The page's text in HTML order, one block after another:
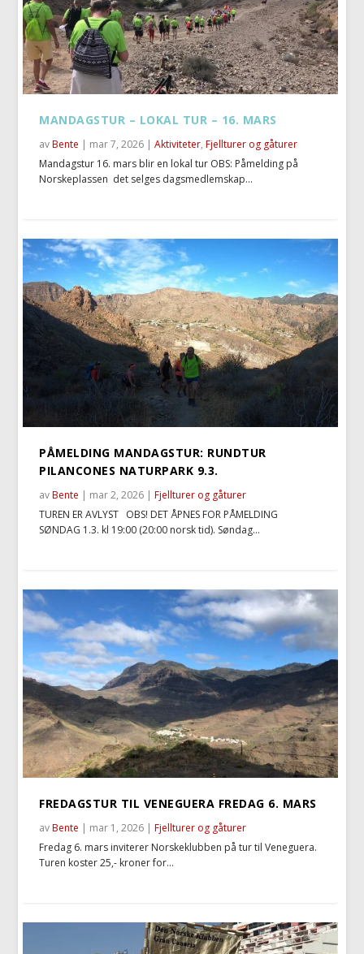
MANDAGSTUR – LOKAL TUR – 16. MARS
avBente | mar 7, 2026 |Aktiviteter,Fjellturer og gåturer
Mandagstur 16. mars blir en lokal tur OBS: Påmelding på
Norskeplassen det selges dagsmedlemskap...
PÅMELDING MANDAGSTUR: RUNDTUR
PILANCONES NATURPARK 9.3.
avBente | mar 2, 2026 |Fjellturer og gåturer
TUREN ER AVLYST OBS! DET ÅPNES FOR PÅMELDING
SØNDAG 1.3. kl 19:00 (20:00 norsk tid). Søndag...
FREDAGSTUR TIL VENEGUERA FREDAG 6. MARS
avBente | mar 1, 2026 |Fjellturer og gåturer
Fredag 6. mars inviterer Norskeklubben på tur til Veneguera.
Turen koster 25,- kroner for...